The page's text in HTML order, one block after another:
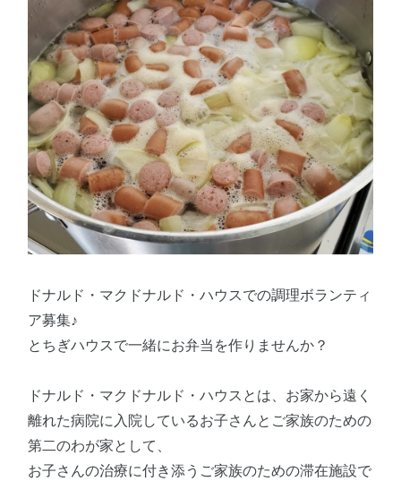
ドナルド・マクドナルド・ハウスでの調理ボランティ
ア募集♪
とちぎハウスで一緒にお弁当を作りませんか？
ドナルド・マクドナルド・ハウスとは、お家から遠く
離れた病院に入院しているお子さんとご家族のための
第二のわが家として、
お子さんの治療に付き添うご家族のための滞在施設で